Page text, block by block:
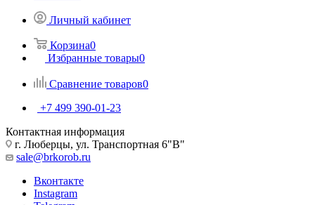
Личный кабинет
Корзина0
Избранные товары0
Сравнение товаров0
+7 499 390-01-23
Контактная информация
г. Люберцы, ул. Транспортная 6"В"
sale@brkorob.ru
Вконтакте
Instagram